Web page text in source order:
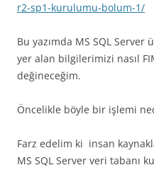
r2-sp1-kurulumu-bolum-1/
Bu yazımda MS SQL
yer alan bilgilerimizi nasıl
değineceğim.
Öncelikle böyle bir işlemi
Farz edelim ki insan
MS SQL Server veri tabanı